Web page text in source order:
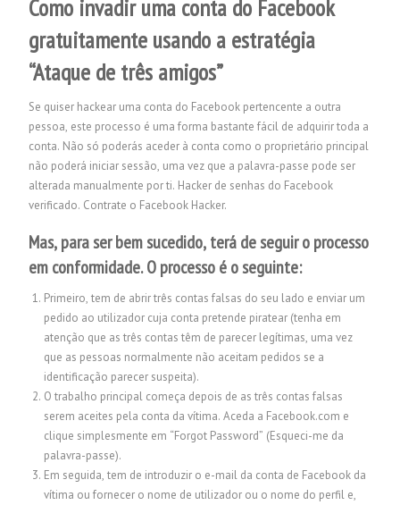
Como invadir uma conta do Facebook
gratuitamente usando a estratégia
“Ataque de três amigos”
Se quiser hackear uma conta do Facebook pertencente a outra
pessoa, este processo é uma forma bastante fácil de adquirir toda a
conta. Não só poderás aceder à conta como o proprietário principal
não poderá iniciar sessão, uma vez que a palavra-passe pode ser
alterada manualmente por ti. Hacker de senhas do Facebook
verificado. Contrate o Facebook Hacker.
Mas, para ser bem sucedido, terá de seguir o processo
em conformidade. O processo é o seguinte:
Primeiro, tem de abrir três contas falsas do seu lado e enviar um
pedido ao utilizador cuja conta pretende piratear (tenha em
atenção que as três contas têm de parecer legítimas, uma vez
que as pessoas normalmente não aceitam pedidos se a
identificação parecer suspeita).
O trabalho principal começa depois de as três contas falsas
serem aceites pela conta da vítima. Aceda a Facebook.com e
clique simplesmente em “Forgot Password” (Esqueci-me da
palavra-passe).
Em seguida, tem de introduzir o e-mail da conta de Facebook da
vítima ou fornecer o nome de utilizador ou o nome do perfil e,